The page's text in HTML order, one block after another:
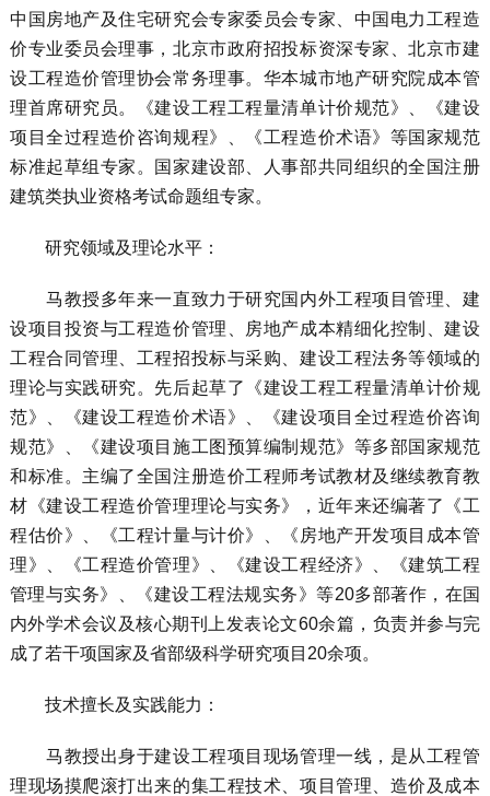
中国房地产及住宅研究会专家委员会专家、中国电力工程造
价专业委员会理事，北京市政府招投标资深专家、北京市建
设工程造价管理协会常务理事。华本城市地产研究院成本管
理首席研究员。《建设工程工程量清单计价规范》、《建设
项目全过程造价咨询规程》、《工程造价术语》等国家规范
标准起草组专家。国家建设部、人事部共同组织的全国注册
建筑类执业资格考试命题组专家。
研究领域及理论水平：
马教授多年来一直致力于研究国内外工程项目管理、建
设项目投资与工程造价管理、房地产成本精细化控制、建设
工程合同管理、工程招投标与采购、建设工程法务等领域的
理论与实践研究。先后起草了《建设工程工程量清单计价规
范》、《建设工程造价术语》、《建设项目全过程造价咨询
规范》、《建设项目施工图预算编制规范》等多部国家规范
和标准。主编了全国注册造价工程师考试教材及继续教育教
材《建设工程造价管理理论与实务》，近年来还编著了《工
程估价》、《工程计量与计价》、《房地产开发项目成本管
理》、《工程造价管理》、《建设工程经济》、《建筑工程
管理与实务》、《建设工程法规实务》等20多部著作，在国
内外学术会议及核心期刊上发表论文60余篇，负责并参与完
成了若干项国家及省部级科学研究项目20余项。
技术擅长及实践能力：
马教授出身于建设工程项目现场管理一线，是从工程管
理现场摸爬滚打出来的集工程技术、项目管理、造价及成本